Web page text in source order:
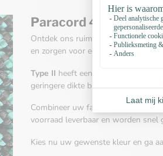
Paracord 425 Type II
Ontdek ons ruime aanbod aan
en zorgen voor een heel bijzondere
Type II heeft een diameter van ca.
geringere dikte blijft het materiaal
Combineer uw favoriete kleuren met
voorraad leverbaar en worden snel
Kies nu uw gewenste kleur en ga